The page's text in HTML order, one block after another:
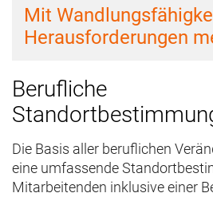
Mit
Herausforderungen
Berufliche
Die Basis aller beruflichen
eine umfassende
Mitarbeitenden inklusive einer